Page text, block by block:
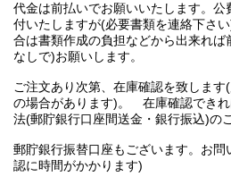
代金は前払いでお願いいたします。公
付いたしますが(必要書類を連絡下さ
合は書類作成の負担などから出来れ
なしで)お願いします。
ご注文あり次第、在庫確認を致しま
の場合があります)。 在庫確認でき
法(郵貯銀行口座間送金・銀行振込)の
郵貯銀行振替口座もございます。お
認に時間がかかります)